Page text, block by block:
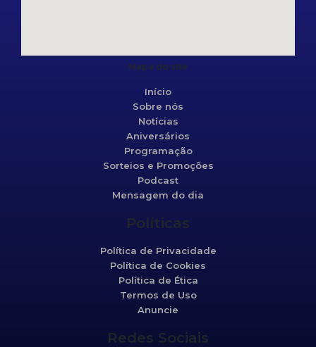
Mapa do site
Início
Sobre nós
Notícias
Aniversários
Programação
Sorteios e Promoções
Podcast
Mensagem do dia
Políticas
Política de Privacidade
Política de Cookies
Política de Ética
Termos de Uso
Anuncie
Redes Sociais